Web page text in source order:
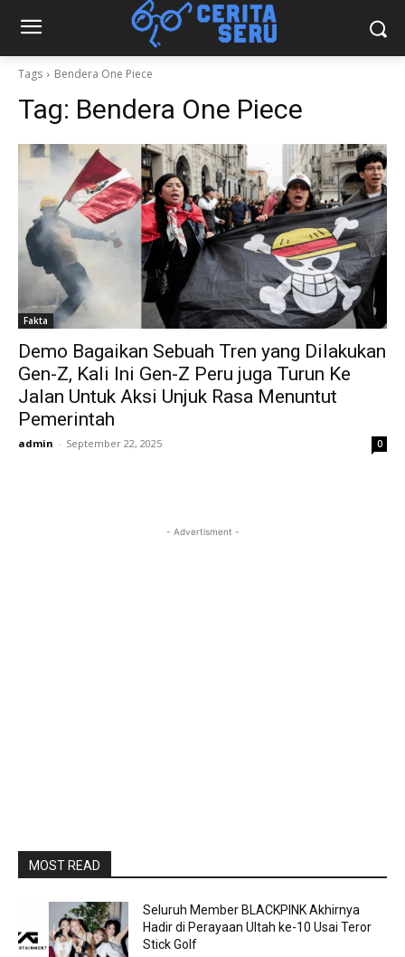
Tags Bendera One Piece
Tag: Bendera One Piece
Fakta
Demo Bagaikan Sebuah Tren yang Dilakukan
Gen-Z, Kali Ini Gen-Z Peru juga Turun Ke
Jalan Untuk Aksi Unjuk Rasa Menuntut
Pemerintah
admin - September 22, 2025 0
- Advertisment -
MOST READ
Seluruh Member BLACKPINK Akhirnya
Hadir di Perayaan Ultah ke-10 Usai Teror
Stick Golf